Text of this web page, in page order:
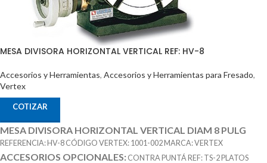
MESA DIVISORA HORIZONTAL VERTICAL REF: HV-8
Accesorios y Herramientas, Accesorios y Herramientas para Fresado,
Vertex
COTIZAR
MESA DIVISORA HORIZONTAL VERTICAL DIAM 8 PULG
REFERENCIA: HV-8 CÓDIGO VERTEX: 1001-002 MARCA: VERTEX
ACCESORIOS OPCIONALES: CONTRA PUNTÁ REF: TS-2 PLATOS